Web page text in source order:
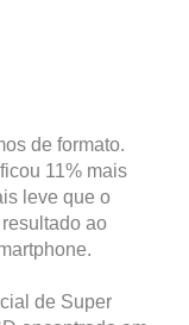
de formato.
11% mais
leve que o
ao
de Super